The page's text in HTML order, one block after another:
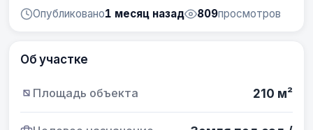
Опубликовано1 месяц назад 809просмотров
Об участке
Площадь объекта 210 м²